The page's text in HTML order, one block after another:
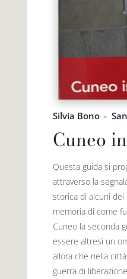
Silvia Bono -
Cuneo
Questa guida si
attraverso la
storica di alcuni dei
memoria di come
Cuneo la seconda
essere altresì un
allora che nella
guerra di